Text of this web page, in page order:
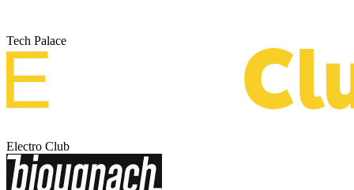
Tech Palace
Electro Club